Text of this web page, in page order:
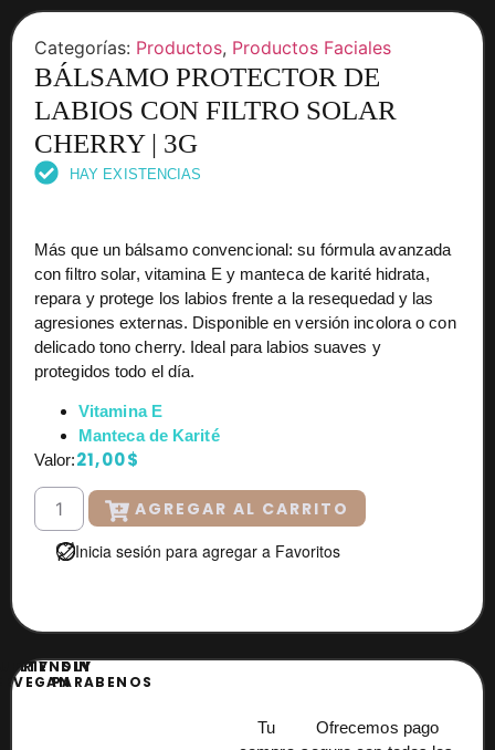
Categorías: Productos, Productos Faciales
BÁLSAMO PROTECTOR DE
LABIOS CON FILTRO SOLAR
CHERRY | 3G
HAY EXISTENCIAS
Más que un bálsamo convencional: su fórmula avanzada
con filtro solar, vitamina E y manteca de karité hidrata,
repara y protege los labios frente a la resequedad y las
agresiones externas. Disponible en versión incolora o con
delicado tono cherry. Ideal para labios suaves y
protegidos todo el día.
Vitamina E
Manteca de Karité
Valor:21,00$
AGREGAR AL CARRITO
Inicia sesión para agregar a Favoritos
FRIENDLY
VEGAN
SIN
PARABENOS
Tu
Ofrecemos pago